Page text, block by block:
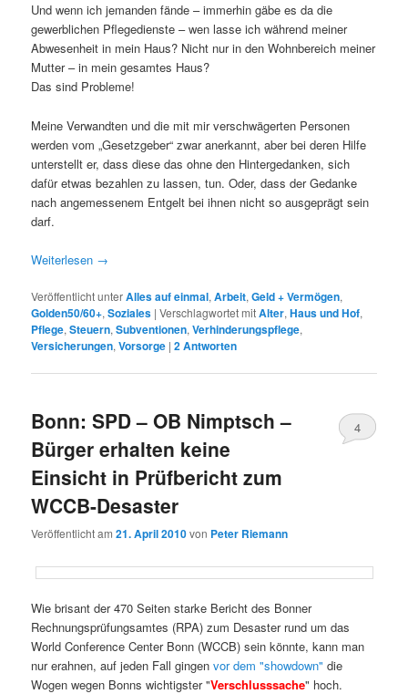
Und wenn ich jemanden fände – immerhin gäbe es da die
gewerblichen Pflegedienste – wen lasse ich während meiner
Abwesenheit in mein Haus? Nicht nur in den Wohnbereich meiner
Mutter – in mein gesamtes Haus?
Das sind Probleme!
Meine Verwandten und die mit mir verschwägerten Personen
werden vom „Gesetzgeber“ zwar anerkannt, aber bei deren Hilfe
unterstellt er, dass diese das ohne den Hintergedanken, sich
dafür etwas bezahlen zu lassen, tun. Oder, dass der Gedanke
nach angemessenem Entgelt bei ihnen nicht so ausgeprägt sein
darf.
Weiterlesen →
Veröffentlicht unterAlles auf einmal,Arbeit,Geld + Vermögen,
Golden50/60+,Soziales |Verschlagwortet mitAlter,Haus und Hof,
Pflege,Steuern,Subventionen,Verhinderungspflege,
Versicherungen,Vorsorge |2Antworten
Bonn: SPD – OB Nimptsch –
Bürger erhalten keine
Einsicht in Prüfbericht zum
WCCB-Desaster
Veröffentlicht am21. April 2010von Peter Riemann
4
Wie brisant der 470 Seiten starke Bericht des Bonner
Rechnungsprüfungsamtes (RPA) zum Desaster rund um das
World Conference Center Bonn (WCCB) sein könnte, kann man
nur erahnen, auf jeden Fall gingenvor dem "showdown"die
Wogen wegen Bonns wichtigster "Verschlusssache" hoch.